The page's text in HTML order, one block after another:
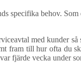
specifika behov.
med kunder
fram till hur ofta du
fjärde vecka under